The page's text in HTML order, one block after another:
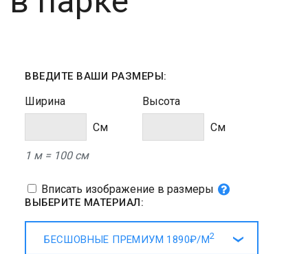
ВВЕДИТЕ ВАШИ РАЗМЕРЫ:
Ширина
Cм
Высота
Cм
1 м = 100 см
Вписать изображение в размеры
ВЫБЕРИТЕ МАТЕРИАЛ:
БЕСШОВНЫЕ ПРЕМИУМ 1890₽/М2